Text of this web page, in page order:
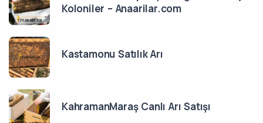
Koloniler – Anaarilar.com
Kastamonu Satılık Arı
KahramanMaraş Canlı Arı Satışı